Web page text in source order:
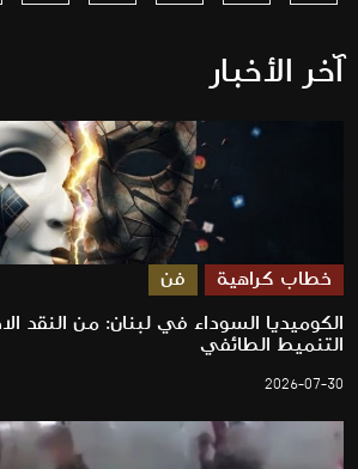
آخر الأخبار
خطاب كراهية فن
الكوميديا السوداء في لبنان: من النقد
التنميط الطائفي
2026-07-30